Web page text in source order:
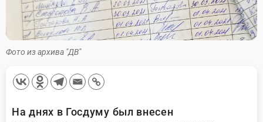
Фото из архива "ДВ"
На днях в Госдуму был внесен